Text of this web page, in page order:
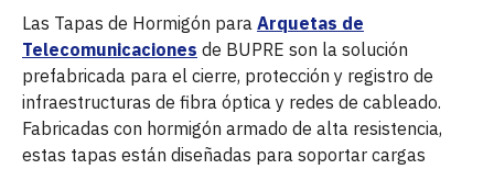
Las Tapas de Hormigón para Arquetas de
Telecomunicaciones de BUPRE son la solución
prefabricada para el cierre, protección y registro de
infraestructuras de fibra óptica y redes de cableado.
Fabricadas con hormigón armado de alta resistencia,
estas tapas están diseñadas para soportar cargas